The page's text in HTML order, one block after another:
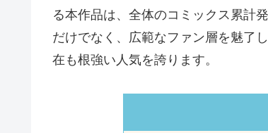
る本作品は、全体のコミックス累計
だけでなく、広範なファン層を魅了
在も根強い人気を誇ります。